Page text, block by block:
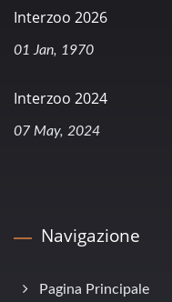
Interzoo 2026
01 Jan, 1970
Interzoo 2024
07 May, 2024
Navigazione
Pagina Principale